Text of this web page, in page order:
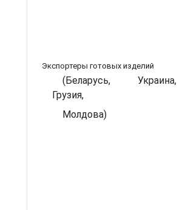
Экспортеры готовых изделий
(Беларусь, Украина,
Грузия,
Молдова)